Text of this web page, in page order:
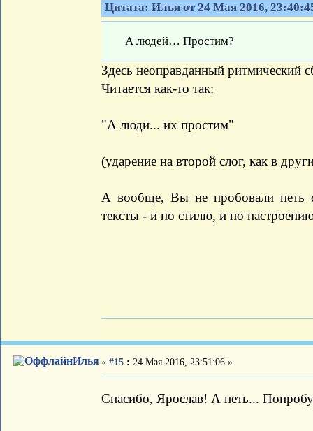
Цитата: Илья от 24 Мая 2016,
А людей… Простим?
Здесь неоправданный ритмический
Читается как-то так:
"А люди... их простим"
(ударение на второй слог, как в
А вообще, Вы не пробовали петь
тексты - и по стилю, и по
Илья « #15 : 24 Мая 2016, 23:51:06 »
Спасибо, Ярослав! А петь...